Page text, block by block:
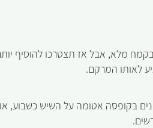
מלא, אבל אז תצטרכו להוסיף
לאותו המרקם.
בקופסה אטומה על השיש כשבוע, או